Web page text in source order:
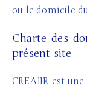
ou le domicile
Charte des
présent site
CREAJIR est